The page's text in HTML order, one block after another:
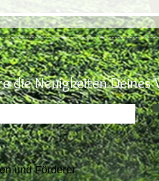
die Neuigkeiten Deines
und Förderer